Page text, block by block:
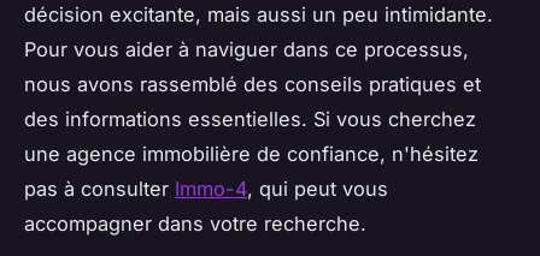
décision excitante, mais aussi un peu intimidante.
Pour vous aider à naviguer dans ce processus,
nous avons rassemblé des conseils pratiques et
des informations essentielles. Si vous cherchez
une agence immobilière de confiance, n'hésitez
pas à consulter Immo-4, qui peut vous
accompagner dans votre recherche.